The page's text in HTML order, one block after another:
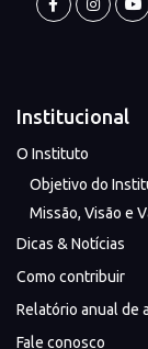
Institucional
O Instituto
Objetivo do
Missão, Visão e
Dicas & Notícias
Como contribuir
Relatório anual de
Fale conosco